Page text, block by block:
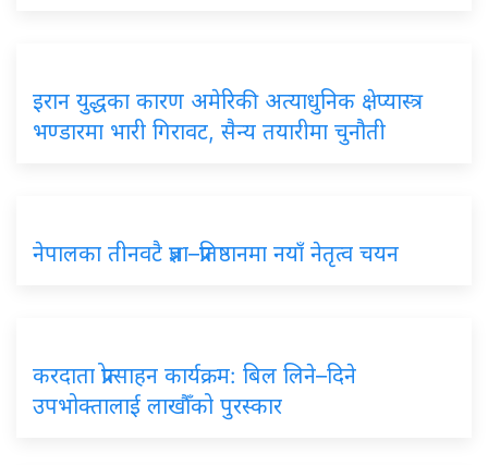
इरान युद्धका कारण अमेरिकी अत्याधुनिक क्षेप्यास्त्र
भण्डारमा भारी गिरावट, सैन्य तयारीमा चुनौती
नेपालका तीनवटै प्रज्ञा–प्रतिष्ठानमा नयाँ नेतृत्व चयन
करदाता प्रोत्साहन कार्यक्रम: बिल लिने–दिने
उपभोक्तालाई लाखौँको पुरस्कार